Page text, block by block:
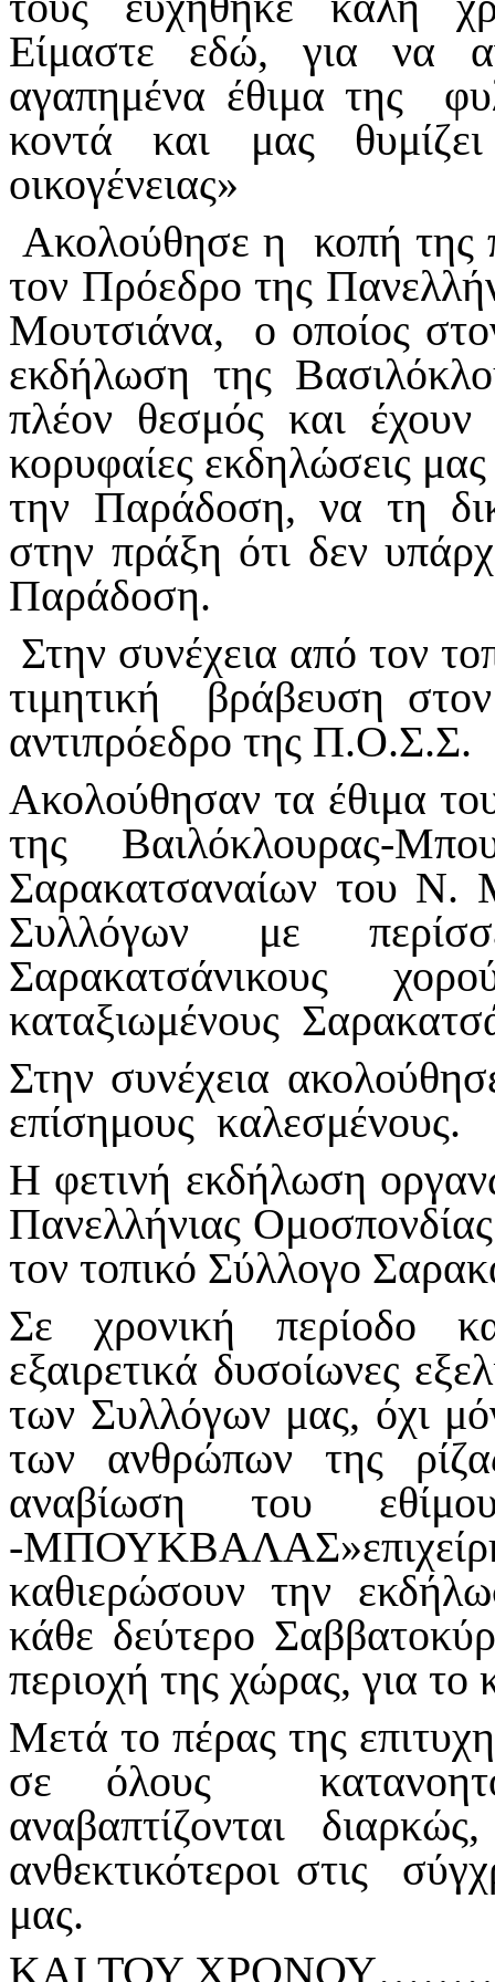
Είμαστε εδώ, για να
αγαπημένα έθιμα της
κοντά και μας
οικογένειας»
Ακολούθησε η κοπή της
τον Πρόεδρο της
Μουτσιάνα, ο οποίος
εκδήλωση της
πλέον θεσμός και
κορυφαίες εκδηλώσεις
την Παράδοση, να τη
στην πράξη ότι δεν
Παράδοση.
Στην συνέχεια από τον
τιμητική βράβευση
αντιπρόεδρο της Π.Ο.Σ.Σ.
Ακολούθησαν τα έθιμα
της Βαιλόκλουρας-
Σαρακατσαναίων του Ν.
Συλλόγων με
Σαρακατσάνικους
καταξιωμένους
Στην συνέχεια
επίσημους καλεσμένους.
Η φετινή εκδήλωση
Πανελλήνιας
τον τοπικό Σύλλογο
Σε χρονική περίοδο
εξαιρετικά δυσοίωνες
των Συλλόγων μας, όχι
των ανθρώπων της
αναβίωση του
-
καθιερώσουν την
κάθε δεύτερο
περιοχή της χώρας, για το
Μετά το πέρας της
σε όλους
αναβαπτίζονται
ανθεκτικότεροι στις
μας.
ΚΑΙ ΤΟΥ